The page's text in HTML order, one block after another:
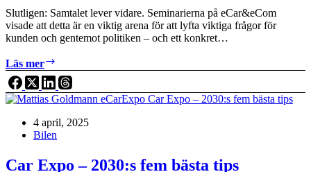
Slutligen: Samtalet lever vidare. Seminarierna på eCar&eCom
visade att detta är en viktig arena för att lyfta viktiga frågor för
kunden och gentemot politiken – och ett konkret…
Läs mer
&
eCom
Expo
2030:s
fem
slutsatser
4 april, 2025
Bilen
Car Expo – 2030:s fem bästa tips